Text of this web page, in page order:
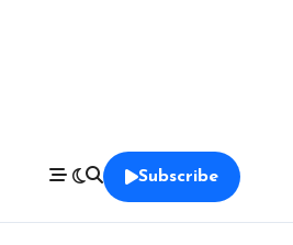
Subscribe